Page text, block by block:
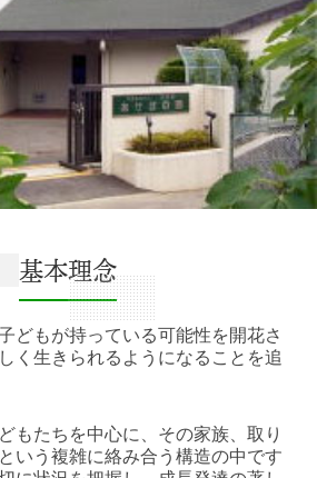
基本理念
どもが持っている可能性を開花さ
く生きられるようになることを追
もたちを中心に、その家族、取り
いう複雑に絡み合う構造の中です